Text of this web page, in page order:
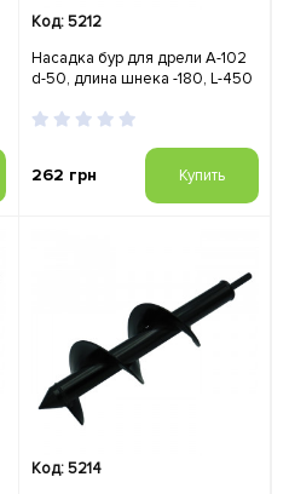
Код: 5212
Насадка бур для дрели А-102
d-50, длина шнека -180, L-450
262 грн Купить
Код: 5214